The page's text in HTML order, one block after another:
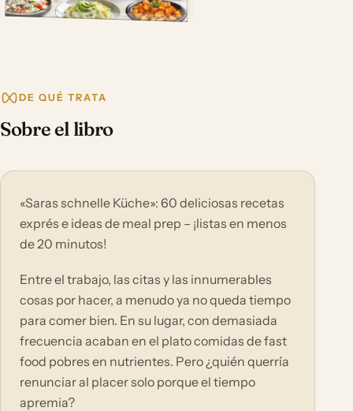
DE QUÉ TRATA
Sobre el libro
«Saras schnelle Küche»: 60 deliciosas recetas
exprés e ideas de meal prep – ¡listas en menos
de 20 minutos!
Entre el trabajo, las citas y las innumerables
cosas por hacer, a menudo ya no queda tiempo
para comer bien. En su lugar, con demasiada
frecuencia acaban en el plato comidas de fast
food pobres en nutrientes. Pero ¿quién querría
renunciar al placer solo porque el tiempo
apremia?